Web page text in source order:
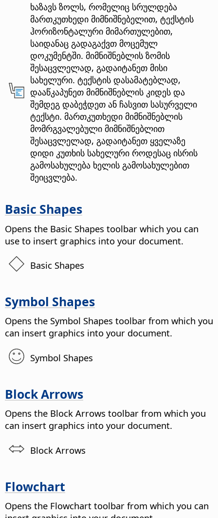
ხაზავს ზოლს, რომელიც სრულდება
მართკუთხედი მიმნიშნებელით, ტექსტის
ჰორიზონტალური მიმართულებით,
საიდანაც გადაგაქვთ მოცემულ
დოკუმენტში. მიმნიშნებლის ზომის
შესაცვლელად, გადაიტანეთ მისი
სახელური. ტექსტის დასამატებლად,
დააწკაპუნეთ მიმნიშნებლის კიდეს და
შემდეგ დაბეჭდეთ ან ჩასვით სასურველი
ტექსტი. მართკუთხედი მიმნიშნებლის
მომრგვალებული მიმნიშნებლით
შესაცვლელად, გადაიტანეთ ყველაზე
დიდი კუთხის სახელური როდესაც ისრის
გამოსახულება ხელის გამოსახულებით
შეიცვლება.
Basic Shapes
Opens the Basic Shapes toolbar which you can
use to insert graphics into your document.
Basic Shapes
Symbol Shapes
Opens the Symbol Shapes toolbar from which you
can insert graphics into your document.
Symbol Shapes
Block Arrows
Opens the Block Arrows toolbar from which you
can insert graphics into your document.
Block Arrows
Flowchart
Opens the Flowchart toolbar from which you can